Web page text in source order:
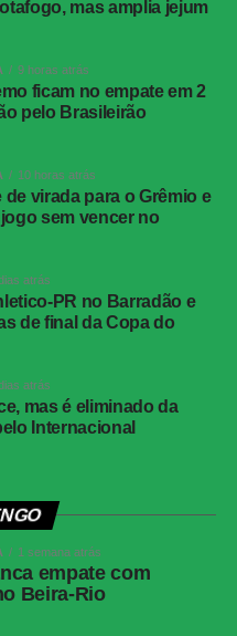
aos 12 minutos.
para o meio e fez o
trave. Ignácio
A bola ainda bateu
o placar igualado.
de retomar a
encontrou Villalba com
finalizou fraco,
da virada aos 21
da área e bateu
inusitada com a
tricolor.
a trabalhar. Aos 25
Fábio a fazer uma
da área, mas o goleiro
mas amplia jejum
9 horas atrás
ficam no empate em 2
pelo Brasileirão
10 horas atrás
virada para o Grêmio e
sem vencer no
atrás
PR no Barradão e
de final da Copa do
atrás
mas é eliminado da
Internacional
1 semana atrás
empate com
Beira-Rio